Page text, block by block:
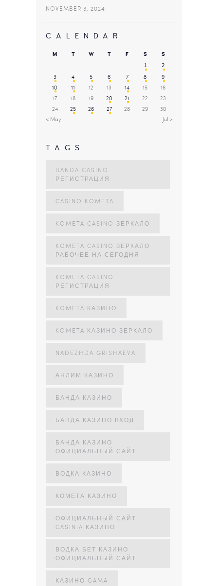
NOVEMBER 3, 2024
CALENDAR
M T W T F S
S
1
2
3 4 5 6 7 8
9
10
11 12 13 14 15
16
17
18 19 20 21 22
23
24
25 26 27 28 29
30
« May
Jul »
TAGS
BANDA CASINO
РЕГИСТРАЦИЯ
CASINO KOMETA
KOMETA CASINO ЗЕРКАЛО
KOMETA CASINO ЗЕРКАЛО
РАБОЧЕЕ НА СЕГОДНЯ
KOMETA CASINO
РЕГИСТРАЦИЯ
KOMETA КАЗИНО
KOMETA КАЗИНО ЗЕРКАЛО
NADEZHDA GRISHAEVA
АНЛИМ КАЗИНО
БАНДА КАЗИНО
БАНДА КАЗИНО ВХОД
БАНДА КАЗИНО
ОФИЦИАЛЬНЫЙ САЙТ
ВОДКА КАЗИНО
КОМЕТА КАЗИНО
ОФИЦИАЛЬНЫЙ САЙТ
CASINIA КАЗИНО
ВОДКА БЕТ КАЗИНО
ОФИЦИАЛЬНЫЙ САЙТ
КАЗИНО GAMA